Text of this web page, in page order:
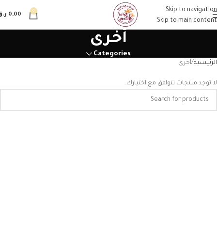
Skip to navigation
Skip to main content
0
0,00
أخرى
Categories
الرئيسية أخرى
لا توجد منتجات تتوافق مع اختيارك.